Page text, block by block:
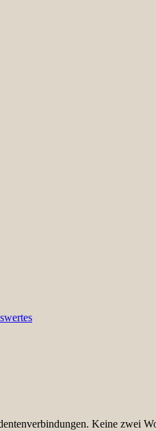
Keine zwei